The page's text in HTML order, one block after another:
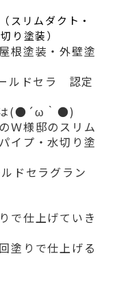
スリムダクト・
り塗装）
根塗装・外壁塗
ルドセラ 認定
は(●´ω｀●)
Ｗ様邸のスリム
イプ・水切り 塗
ドセラグラン
で仕上げていき
塗りで仕上げる